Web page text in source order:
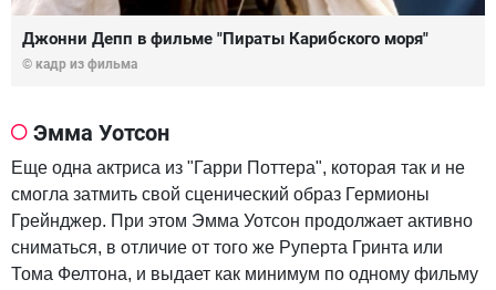
Джонни Депп в фильме "Пираты Карибского моря"
© кадр из фильма
Эмма Уотсон
Еще одна актриса из "Гарри Поттера", которая так и не
смогла затмить свой сценический образ Гермионы
Грейнджер. При этом Эмма Уотсон продолжает активно
сниматься, в отличие от того же Руперта Гринта или
Тома Фелтона, и выдает как минимум по одному фильму